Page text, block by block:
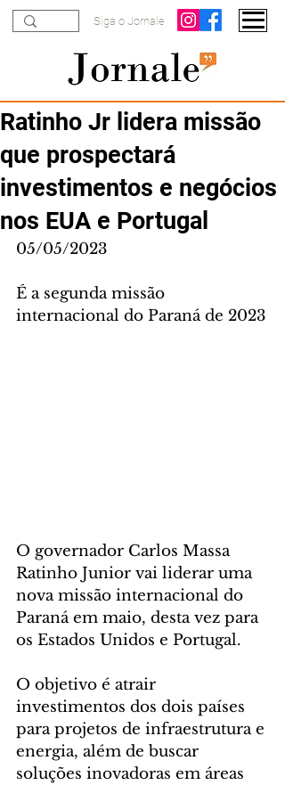
Siga o Jornale
Ratinho Jr lidera missão
que prospectará
investimentos e negócios
nos EUA e Portugal
05/05/2023
É a segunda missão
internacional do Paraná de 2023
O governador Carlos Massa
Ratinho Junior vai liderar uma
nova missão internacional do
Paraná em maio, desta vez para
os Estados Unidos e Portugal.
O objetivo é atrair
investimentos dos dois países
para projetos de infraestrutura e
energia, além de buscar
soluções inovadoras em áreas